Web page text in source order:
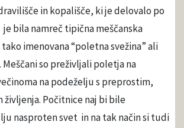
in kopališče, ki je delovalo po
je bila namreč tipična meščanska
imenovana “poletna svežina” ali
so preživljali poletja na
na podeželju s preprostim,
življenja. Počitnice naj bi bile
nasproten svet in na tak način si tudi